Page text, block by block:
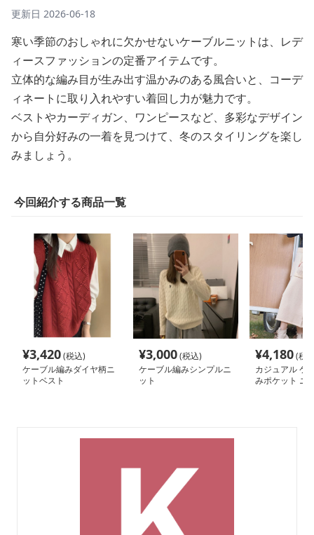
更新日 2026-06-18
寒い季節のおしゃれに欠かせないケーブルニットは、レデ
ィースファッションの定番アイテムです。
立体的な編み目が生み出す温かみのある風合いと、コーデ
ィネートに取り入れやすい着回し力が魅力です。
ベストやカーディガン、ワンピースなど、多彩なデザイン
から自分好みの一着を見つけて、冬のスタイリングを楽し
みましょう。
今回紹介する商品一覧
¥3,420(税込)
ケーブル編みダイヤ柄ニ
ットベスト
¥3,000(税込)
ケーブル編みシンプルニ
ット
¥4,180(税
カジュアル ケ
みポケット ニ